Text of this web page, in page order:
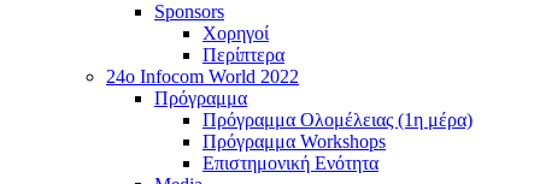
Sponsors
Χορηγοί
Περίπτερα
24o Infocom World 2022
Πρόγραμμα
Πρόγραμμα Ολομέλειας (1η μέρα)
Πρόγραμμα Workshops
Επιστημονική Ενότητα